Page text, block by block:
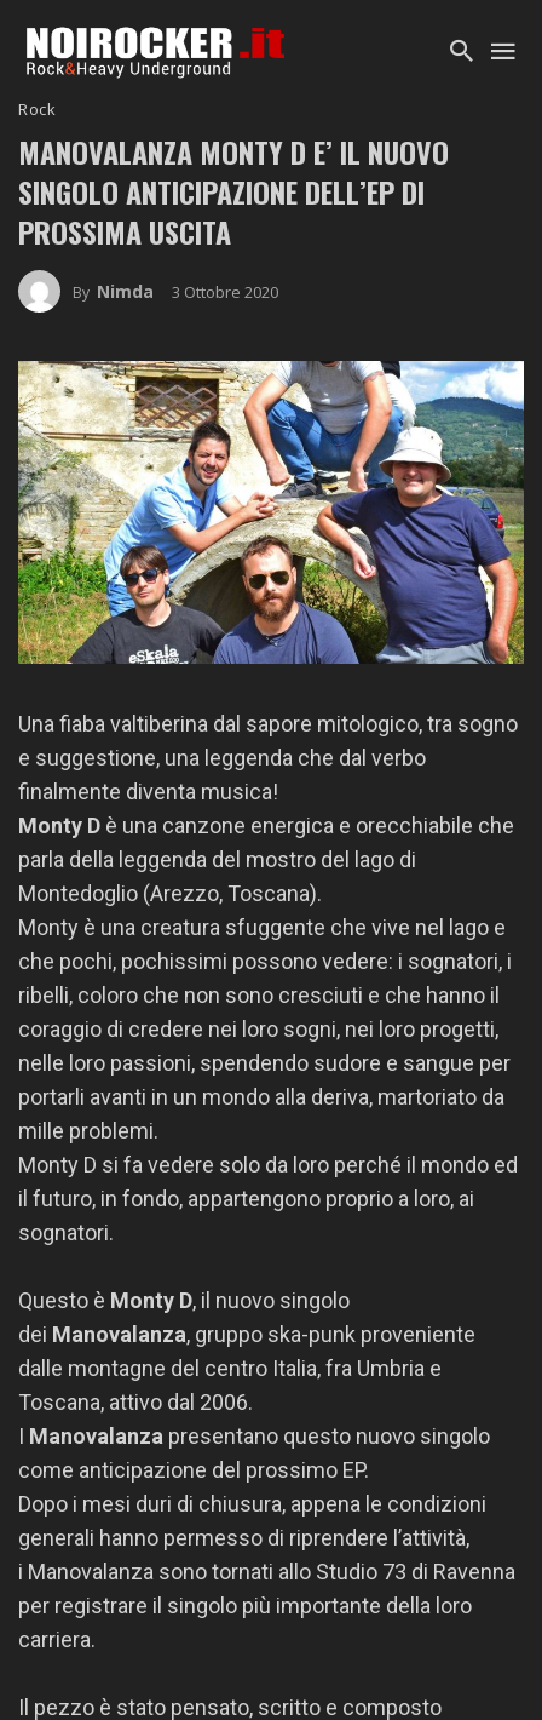
Rock
MANOVALANZA MONTY D E’ IL NUOVO
SINGOLO ANTICIPAZIONE DELL’EP DI
PROSSIMA USCITA
By Nimda 3 Ottobre 2020
Una fiaba valtiberina dal sapore mitologico, tra sogno
e suggestione, una leggenda che dal verbo
finalmente diventa musica!
Monty D è una canzone energica e orecchiabile che
parla della leggenda del mostro del lago di
Montedoglio (Arezzo, Toscana).
Monty è una creatura sfuggente che vive nel lago e
che pochi, pochissimi possono vedere: i sognatori, i
ribelli, coloro che non sono cresciuti e che hanno il
coraggio di credere nei loro sogni, nei loro progetti,
nelle loro passioni, spendendo sudore e sangue per
portarli avanti in un mondo alla deriva, martoriato da
mille problemi.
Monty D si fa vedere solo da loro perché il mondo ed
il futuro, in fondo, appartengono proprio a loro, ai
sognatori.
Questo è Monty D, il nuovo singolo
dei Manovalanza, gruppo ska-punk proveniente
dalle montagne del centro Italia, fra Umbria e
Toscana, attivo dal 2006.
I Manovalanza presentano questo nuovo singolo
come anticipazione del prossimo EP.
Dopo i mesi duri di chiusura, appena le condizioni
generali hanno permesso di riprendere l’attività,
i Manovalanza sono tornati allo Studio 73 di Ravenna
per registrare il singolo più importante della loro
carriera.
Il pezzo è stato pensato, scritto e composto